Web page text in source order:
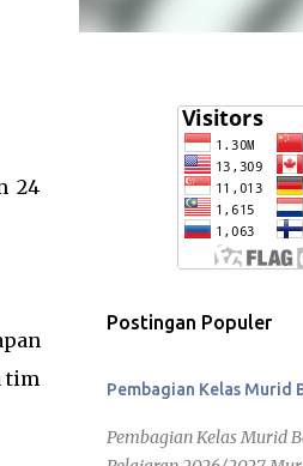
24
tim
Postingan Populer
Pembagian Kelas Murid
Pembagian Kelas Murid